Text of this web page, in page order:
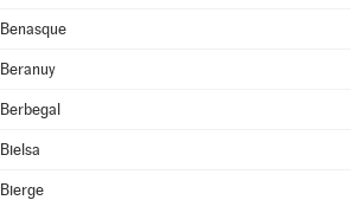
Benasque
Beranuy
Berbegal
Bielsa
Bierge